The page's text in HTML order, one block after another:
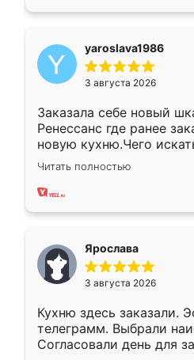
yaroslava1986
3 августа 2026
Заказала себе новый
Ренессанс где ранее
новую кухню.Чего
вполне довольна.
два года, нареканий нет.
Читать полностью
Ярослава
3 августа 2026
Кухню здесь заказали.
телеграмм. Выбрали
Согласовали день для